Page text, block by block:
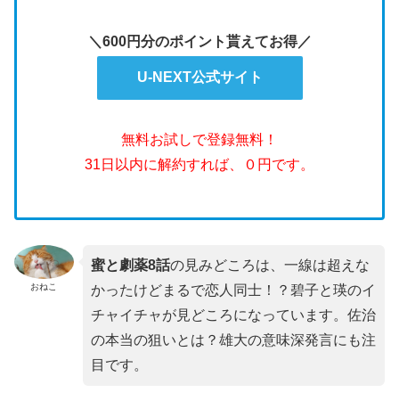
＼600円分のポイント貰えてお得／
U-NEXT公式サイト
無料お試しで登録無料！
31日以内に解約すれば、０円です。
おねこ
蜜と劇薬8話の見みどころは、一線は超えな
かったけどまるで恋人同士！？碧子と瑛のイ
チャイチャが見どころになっています。佐治
の本当の狙いとは？雄大の意味深発言にも注
目です。